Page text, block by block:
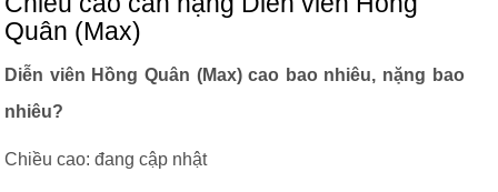
Quân (Max)
Diễn viên Hồng Quân (Max) cao bao nhiêu, nặng bao
nhiêu?
Chiều cao: đang cập nhật